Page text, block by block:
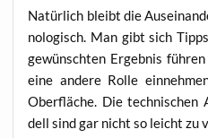
Natür­lich bleibt die
no­lo­gisch. Man gibt sich
gewünsch­ten Ergeb­nis
eine ande­re Rol­le
Ober­flä­che. Die tech­ni­schen
dell sind gar nicht so leicht zu